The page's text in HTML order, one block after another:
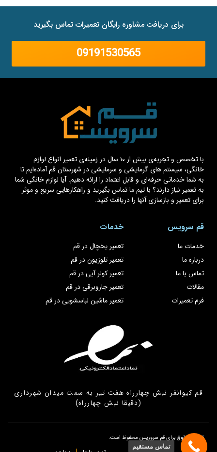
برای دریافت مشاوره رایگان تعمیرات تماس بگیرید
09191530565
با تخصص و تجربه‌ی بیش از ۱۰ سال در زمینه‌ی تعمیر انواع لوازم
خانگی، سیستم های گرمایشی و سرمایشی در شهرستان قم آماده‌ایم تا
به شما خدماتی حرفه‌ای و قابل اعتماد را ارائه دهیم. آیا لوازم خانگی شما
به تعمیر نیاز دارند؟ با تیم ما تماس بگیرید و راهکارهایی سریع و موثر
برای تعمیر و بازسازی آنها را دریافت کنید.
قم سرویس
خدمات ما
درباره ما
تماس با ما
مقالات
فرم تعمیرات
خدمات
تعمیر یخچال در قم
تعمیر تلوزیون در قم
تعمیر کولر آبی در قم
تعمیر جاروبرقی در قم
تعمیر ماشین لباسشویی در قم
قم کیوانفر نبش چهارراه هفت تیر به سمت میدان شهرداری
(دقیقا نبش چهارراه)
تمامی حقوق برای قم سروریس محفوظ است.
تماس مستقیم